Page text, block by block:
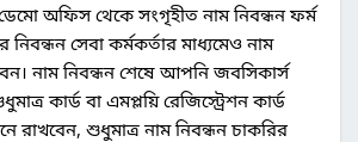
অফিস থেকে সংগৃহীত নাম নিবন্ধন ফর্ম
সেবা কর্মকর্তার মাধ্যমেও নাম
নাম নিবন্ধন শেষে আপনি জবসিকার্স
কার্ড বা এমপ্লয়ি রেজিস্ট্রেশন কার্ড
রাখবেন, শুধুমাত্র নাম নিবন্ধন চাকরির